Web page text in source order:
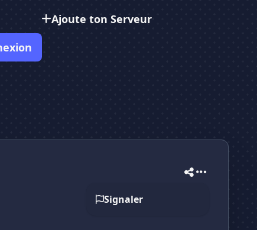
Ajoute ton Serveur
Signaler